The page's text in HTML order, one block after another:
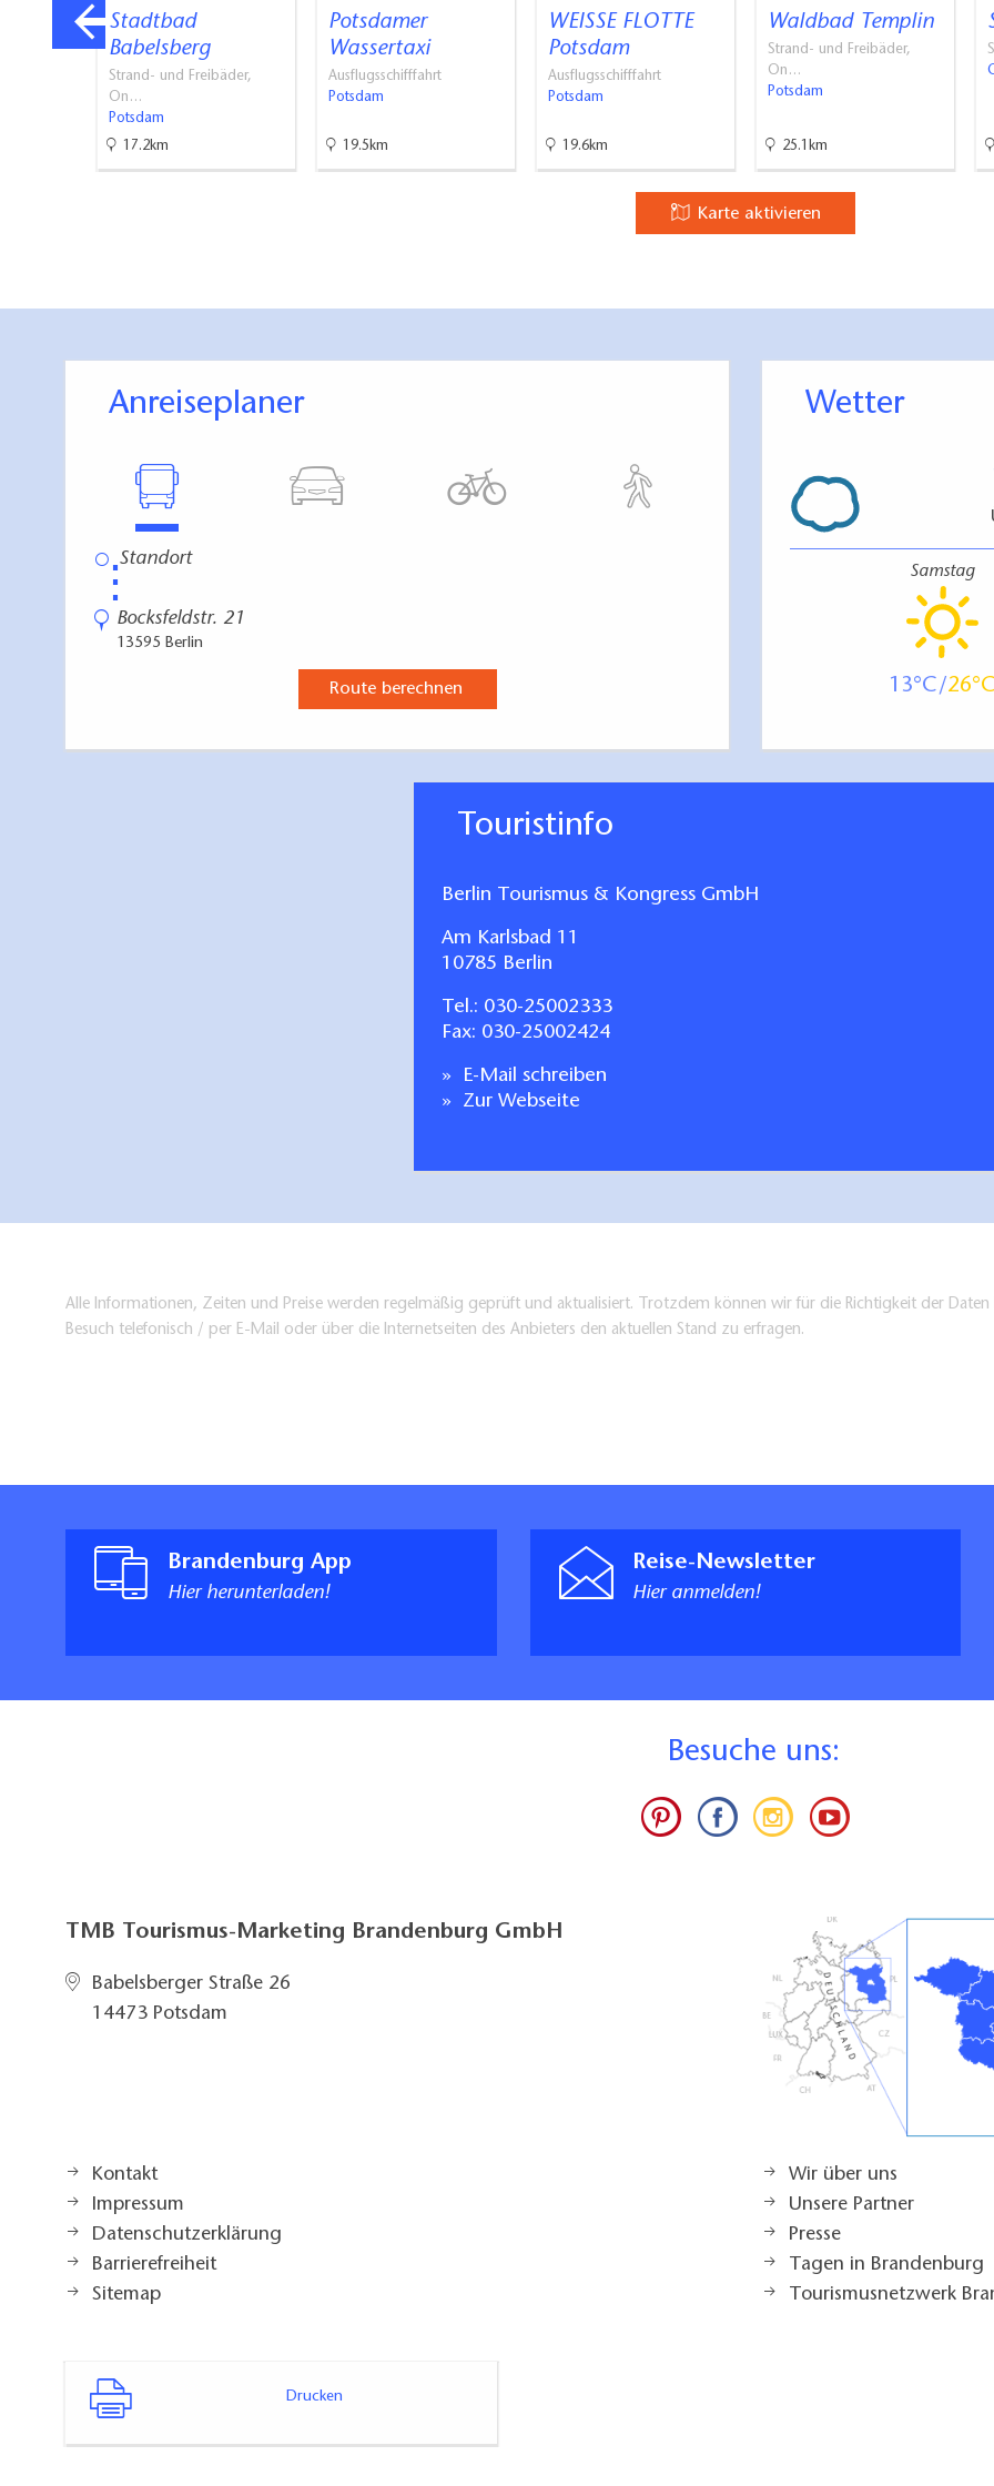
Stadtbad
Babelsberg
Strand- und Freibäder,
On…
Potsdam
17.2km
Potsdamer
Wassertaxi
Ausflugsschifffahrt
Potsdam
19.5km
WEISSE FLOTTE
Potsdam
Ausflugsschifffahrt
Potsdam
19.6km
Waldbad Templin
Strand- und Freibäder,
On…
Potsdam
25.1km
Karte aktivieren
Anreiseplaner
⋮
Bocksfeldstr. 21
13595 Berlin
Route berechnen
Wetter
Samstag
13 26
Touristinfo
Berlin Tourismus & Kongress GmbH
Am Karlsbad 11
10785 Berlin
Tel.: 030-25002333
Fax: 030-25002424
E-Mail schreiben
Zur Webseite
Alle Informationen, Zeiten und Preise werden regelmäßig geprüft und aktualisiert. Trotzdem können wir für die Richtigkeit der
Besuch telefonisch / per E-Mail oder über die Internetseiten des Anbieters den aktuellen Stand zu erfragen.
Brandenburg App
Hier herunterladen!
Reise-Newsletter
Hier anmelden!
Besuche uns:
TMB Tourismus-Marketing Brandenburg GmbH
Babelsberger Straße 26
14473 Potsdam
Kontakt
Impressum
Datenschutzerklärung
Barrierefreiheit
Sitemap
Wir über uns
Unsere Partner
Presse
Tagen in Brandenburg
Tourismusnetzwerk
Drucken